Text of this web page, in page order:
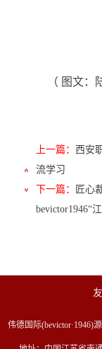
（ 图文：
上一篇： 西安
流学习
下一篇：
匠心
bevictor1946“
伟德国际(bevictor·1946)